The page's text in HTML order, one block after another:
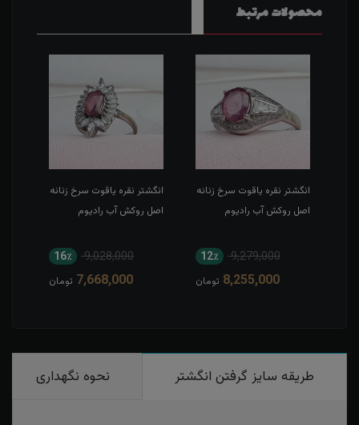
محصولات مرتبط
انگشتر نقره یاقوت سرخ زنانه
اصل روکش آب رادیوم
9,279,000 12٪
8,255,000 تومان
انگشتر نقره یاقوت سرخ زنانه
اصل روکش آب رادیوم
9,028,000 16٪
7,668,000 تومان
طریقه سایز گرفتن انگشتر نحوه نگهداری